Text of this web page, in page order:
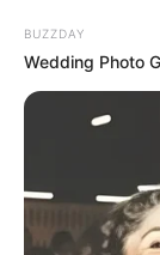
Fonte:
JASB -
Encaminhamento
O jornalismo do
BUZZDAY
Wedding Photo